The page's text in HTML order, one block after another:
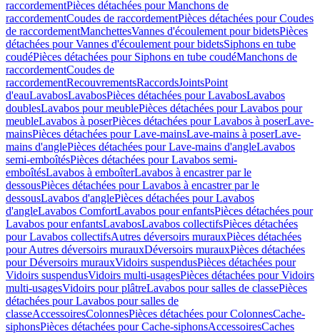
raccordementPièces détachées pour Manchons de
raccordementCoudes de raccordementPièces détachées pour Coudes
de raccordementManchettesVannes d'écoulement pour bidetsPièces
détachées pour Vannes d'écoulement pour bidetsSiphons en tube
coudéPièces détachées pour Siphons en tube coudéManchons de
raccordementCoudes de
raccordementRecouvrementsRaccordsJointsPoint
d'eauLavabosLavabosPièces détachées pour LavabosLavabos
doublesLavabos pour meublePièces détachées pour Lavabos pour
meubleLavabos à poserPièces détachées pour Lavabos à poserLave-
mainsPièces détachées pour Lave-mainsLave-mains à poserLave-
mains d'anglePièces détachées pour Lave-mains d'angleLavabos
semi-emboîtésPièces détachées pour Lavabos semi-
emboîtésLavabos à emboîterLavabos à encastrer par le
dessousPièces détachées pour Lavabos à encastrer par le
dessousLavabos d'anglePièces détachées pour Lavabos
d'angleLavabos ComfortLavabos pour enfantsPièces détachées pour
Lavabos pour enfantsLavabosLavabos collectifsPièces détachées
pour Lavabos collectifsAutres déversoirs murauxPièces détachées
pour Autres déversoirs murauxDéversoirs murauxPièces détachées
pour Déversoirs murauxVidoirs suspendusPièces détachées pour
Vidoirs suspendusVidoirs multi-usagesPièces détachées pour Vidoirs
multi-usagesVidoirs pour plâtreLavabos pour salles de classePièces
détachées pour Lavabos pour salles de
classeAccessoiresColonnesPièces détachées pour ColonnesCache-
siphonsPièces détachées pour Cache-siphonsAccessoiresCaches